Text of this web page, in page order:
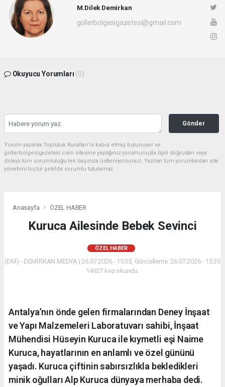
M.Dilek Demirkan
gollerbolgesigazetesi@gmail.com
Okuyucu Yorumları (0)
Gönder
Yorum yazarak Topluluk Kuralları’nı kabul etmiş bulunuyor ve
gollerbolgesigazetesi.com sitesine yaptığınız yorumunuzla ilgili doğrudan veya
dolaylı tüm sorumluluğu tek başınıza üstleniyorsunuz. Yazılan tüm yorumlardan site
yönetimi hiçbir şekilde sorumlu tutulamaz.
Anasayfa ÖZEL HABER
Kuruca Ailesinde Bebek Sevinci
ÖZEL HABER
(DM) - DEMİRKAN MEDYA | 26.07.2026 - 15:35, Güncelleme: 26.07.2026 - 15:35
14927 kez okundu.
Antalya’nın önde gelen firmalarından Deney İnşaat
ve Yapı Malzemeleri Laboratuvarı sahibi, İnşaat
Mühendisi Hüseyin Kuruca ile kıymetli eşi Naime
Kuruca, hayatlarının en anlamlı ve özel gününü
yaşadı. Kuruca çiftinin sabırsızlıkla bekledikleri
minik oğulları Alp Kuruca dünyaya merhaba dedi.